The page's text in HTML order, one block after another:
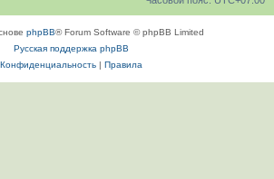
phpBB® Forum Software © phpBB Limited
Русская поддержка phpBB
Конфиденциальность| Правила